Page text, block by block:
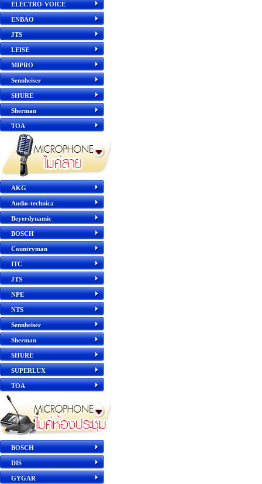
ELECTRO-VOICE
ENBAO
JTS
LEISE
MIPRO
Sennheiser
SHURE
Sherman
TOA
AKG
Audio-technica
Beyerdynamic
BOSCH
Countryman
ITC
JTS
NPE
NTS
Sennheiser
Sherman
SHURE
SUPERLUX
TOA
BOSCH
DIS
GYGAR